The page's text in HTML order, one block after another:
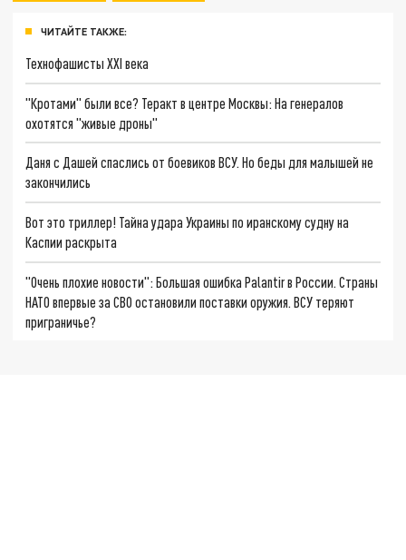
ЧИТАЙТЕ ТАКЖЕ:
Технофашисты XXI века
"Кротами" были все? Теракт в центре Москвы: На генералов
охотятся "живые дроны"
Даня с Дашей спаслись от боевиков ВСУ. Но беды для малышей не
закончились
Вот это триллер! Тайна удара Украины по иранскому судну на
Каспии раскрыта
"Очень плохие новости": Большая ошибка Palantir в России. Страны
НАТО впервые за СВО остановили поставки оружия. ВСУ теряют
приграничье?